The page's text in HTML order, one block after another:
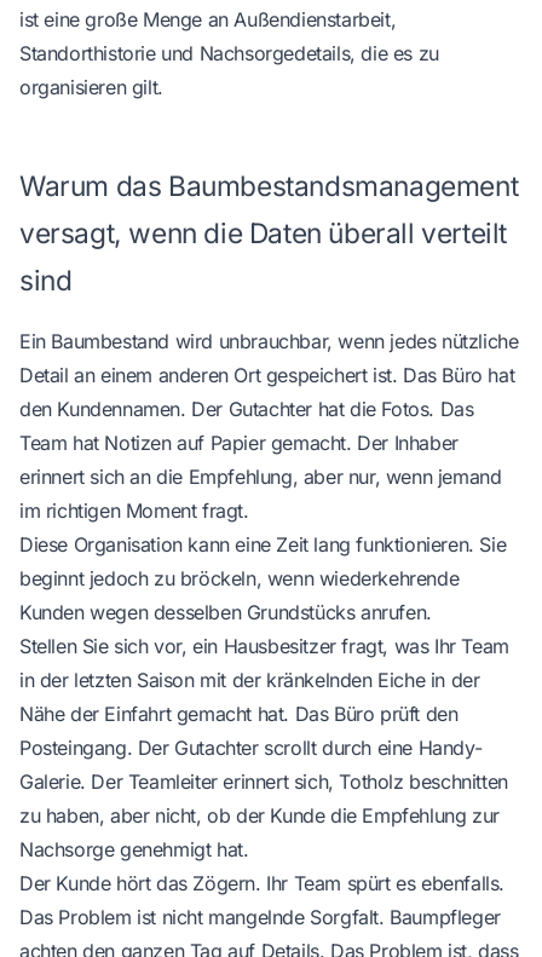
ist eine große Menge an Außendienstarbeit,
Standorthistorie und Nachsorgedetails, die es zu
organisieren gilt.
Warum das Baumbestandsmanagement
versagt, wenn die Daten überall verteilt
sind
Ein Baumbestand wird unbrauchbar, wenn jedes nützliche
Detail an einem anderen Ort gespeichert ist. Das Büro hat
den Kundennamen. Der Gutachter hat die Fotos. Das
Team hat Notizen auf Papier gemacht. Der Inhaber
erinnert sich an die Empfehlung, aber nur, wenn jemand
im richtigen Moment fragt.
Diese Organisation kann eine Zeit lang funktionieren. Sie
beginnt jedoch zu bröckeln, wenn wiederkehrende
Kunden wegen desselben Grundstücks anrufen.
Stellen Sie sich vor, ein Hausbesitzer fragt, was Ihr Team
in der letzten Saison mit der kränkelnden Eiche in der
Nähe der Einfahrt gemacht hat. Das Büro prüft den
Posteingang. Der Gutachter scrollt durch eine Handy-
Galerie. Der Teamleiter erinnert sich, Totholz beschnitten
zu haben, aber nicht, ob der Kunde die Empfehlung zur
Nachsorge genehmigt hat.
Der Kunde hört das Zögern. Ihr Team spürt es ebenfalls.
Das Problem ist nicht mangelnde Sorgfalt. Baumpfleger
achten den ganzen Tag auf Details. Das Problem ist, dass